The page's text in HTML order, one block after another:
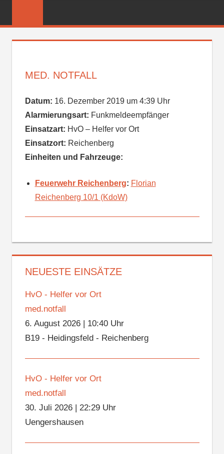
FEUERWEHR
MED. NOTFALL
Datum: 16. Dezember 2019 um 4:39 Uhr
Alarmierungsart: Funkmeldeempfänger
Einsatzart: HvO – Helfer vor Ort
Einsatzort: Reichenberg
Einheiten und Fahrzeuge:
Feuerwehr Reichenberg: Florian
Reichenberg 10/1 (KdoW)
NEUESTE EINSÄTZE
HvO - Helfer vor Ort
med.notfall
6. August 2026| 10:40 Uhr
B19 - Heidingsfeld - Reichenberg
HvO - Helfer vor Ort
med.notfall
30. Juli 2026| 22:29 Uhr
Uengershausen